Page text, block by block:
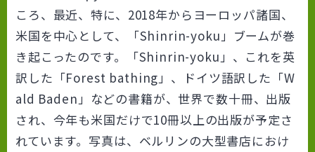
ころ、最近、特に、2018年からヨーロッパ諸国、
米国を中心として、「Shinrin-yoku」ブームが巻
き起こったのです。「Shinrin-yoku」、これを英
訳した「Forest bathing」、ドイツ語訳した「W
ald Baden」などの書籍が、世界で数十冊、出版
され、今年も米国だけで10冊以上の出版が予定さ
れています。写真は、ベルリンの大型書店におけ